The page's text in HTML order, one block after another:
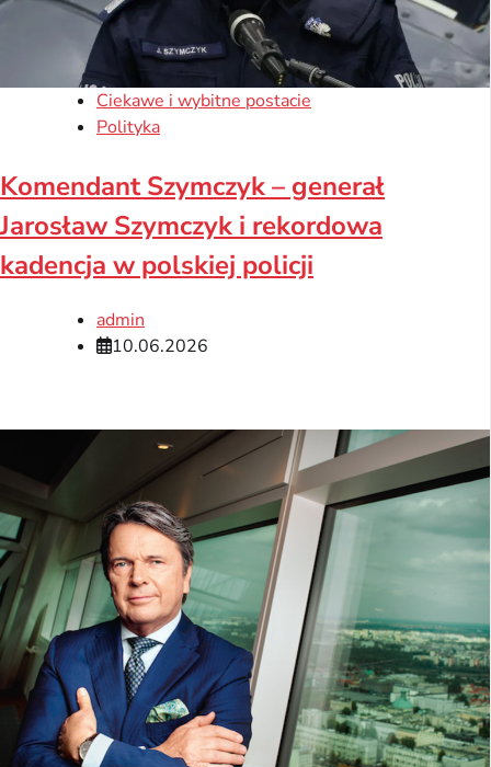
Ciekawe i wybitne postacie
Polityka
Komendant Szymczyk – generał
Jarosław Szymczyk i rekordowa
kadencja w polskiej policji
admin
10.06.2026